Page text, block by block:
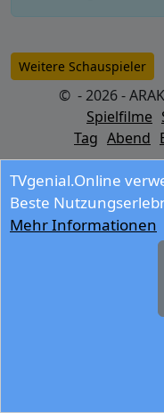
TVgenial.Online
Beste
Mehr Informationen
Weitere Schauspieler
© - 2026 -
Spielfilme
Tag Abend